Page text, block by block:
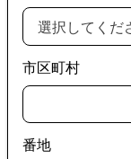
市区町村
番地